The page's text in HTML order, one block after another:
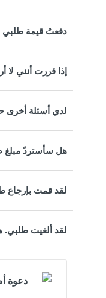
دفعتُ قيمة طلبي
إذا قررت أنني
لدي أسئلة أخرى
هل سأستردّ مبلغ
لقد قمت بإرجاع
لقد ألغيت طلبي.
دعوة